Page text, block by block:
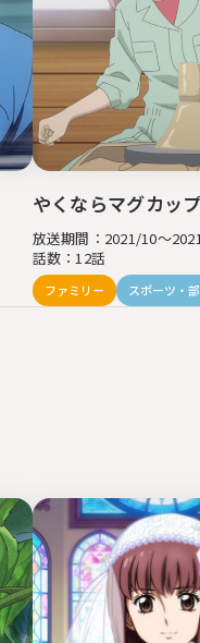
やくならマグカッ
放送期間：2021/10～
話数：12話
ファミリー スポーツ・